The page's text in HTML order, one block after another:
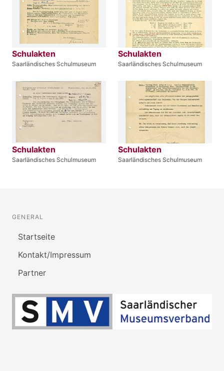
Schulakten
Saarländisches Schulmuseum
Schulakten
Saarländisches Schulmuseum
Schulakten
Saarländisches Schulmuseum
Schulakten
Saarländisches Schulmuseum
GENERAL
Startseite
Kontakt/Impressum
Partner